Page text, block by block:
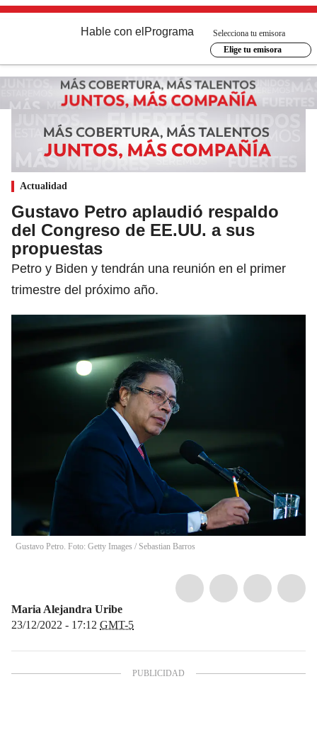
Hable con el Programa
Selecciona tu emisora
Elige tu emisora
Actualidad
Gustavo Petro aplaudió respaldo
del Congreso de EE.UU. a sus
propuestas
Petro y Biden y tendrán una reunión en el primer
trimestre del próximo año.
Gustavo Petro. Foto: Getty Images / Sebastian Barros
Maria Alejandra Uribe
23/12/2022 - 17:12 GMT-5